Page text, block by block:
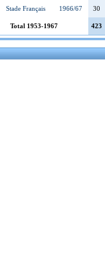
Stade Français 1966/67 30
Total 1953-1967 423